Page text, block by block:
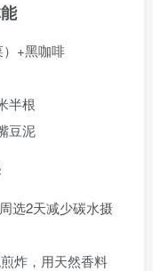
+黑咖啡
半根
豆泥
选2天减少碳水摄
炸，用天然香料